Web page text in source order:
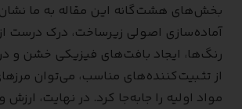
بخش‌های هشت‌گانه این مقاله به ما نشان
آماده‌سازی اصولی زیرساخت، درک درست از
رنگ‌ها، ایجاد بافت‌های فیزیکی خشن و
از تثبیت‌کننده‌های مناسب، می‌توان
مواد اولیه را جابه‌جا کرد. در نهایت،